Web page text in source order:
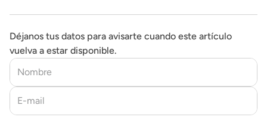
Déjanos tus datos para avisarte cuando este artículo
vuelva a estar disponible.